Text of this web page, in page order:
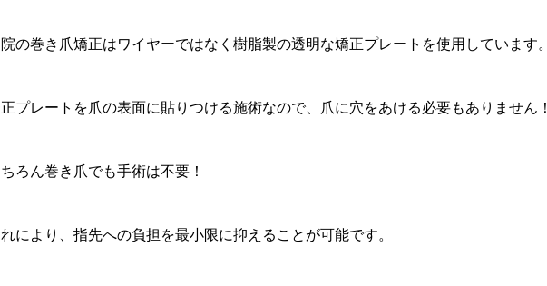
の巻き爪矯正はワイヤーではなく樹脂製の透明な矯正プレートを使用しています。
プレートを爪の表面に貼りつける施術なので、爪に穴をあける必要もありません！
ろん巻き爪でも手術は不要！
により、指先への負担を最小限に抑えることが可能です。